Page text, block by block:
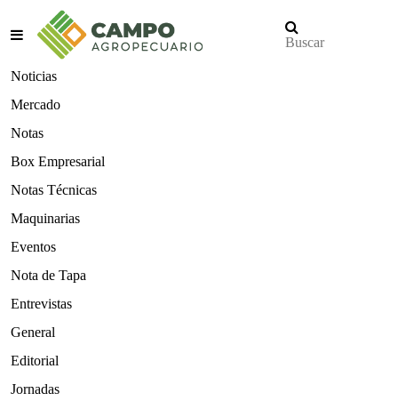
Noticias
Mercado
Notas
Box Empresarial
Notas Técnicas
Maquinarias
Eventos
Nota de Tapa
Entrevistas
General
Editorial
Jornadas